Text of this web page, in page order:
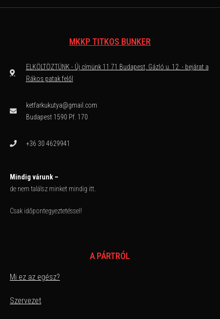
MKKP TITKOS BUNKER
ELKÖLTÖZTÜNK - Új címünk 11 71 Budapest, Gázló u. 12. - bejárat a
Rákos patak felől
ketfarkukutya@gmail.com
Budapest 1590 Pf. 170
+36 30 4629941
Mindig várunk –
de nem találsz minket mindig itt.
Csak időpontegyeztetéssel!
A PÁRTRÓL
Mi ez az egész?
Szervezet